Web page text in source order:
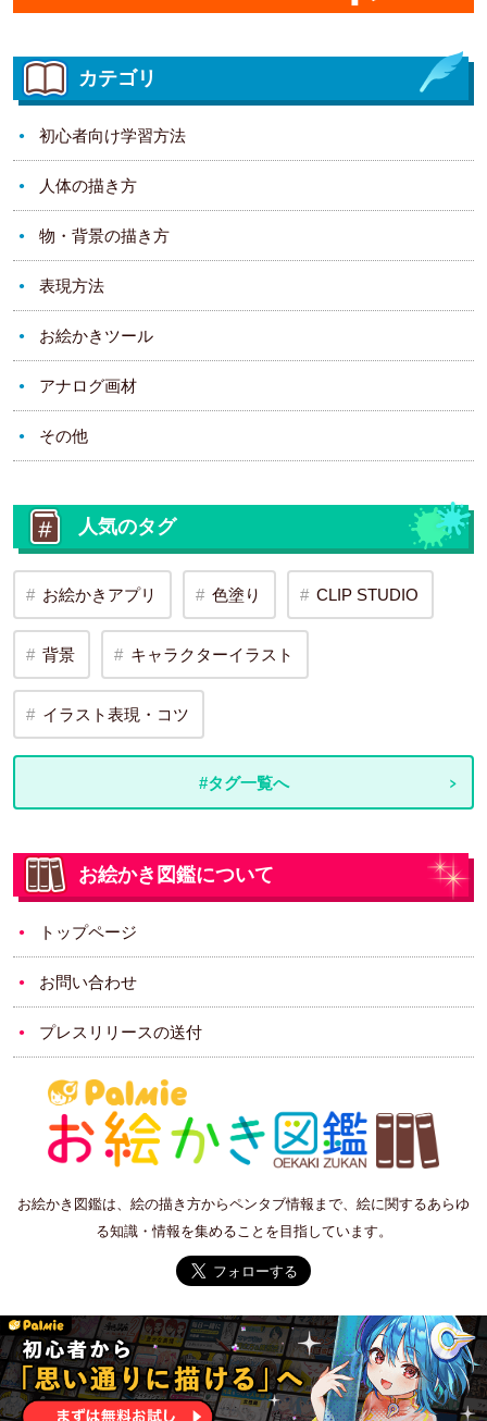
カテゴリ
初心者向け学習方法
人体の描き方
物・背景の描き方
表現方法
お絵かきツール
アナログ画材
その他
人気のタグ
お絵かきアプリ 色塗り CLIP STUDIO
背景 キャラクターイラスト
イラスト表現・コツ
#タグ一覧へ
お絵かき図鑑について
トップページ
お問い合わせ
プレスリリースの送付
お絵かき図鑑は、絵の描き方からペンタブ情報まで、絵に関するあらゆ
る知識・情報を集めることを目指しています。